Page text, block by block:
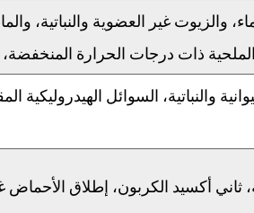
غير العضوية والنباتية،
ذات درجات الحرارة
والنباتية، السوائل الهيدروليكية